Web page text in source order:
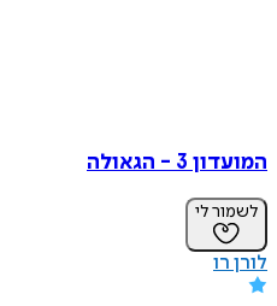
המועדון 3 - הגאולה
לשמור לי
לורן רו